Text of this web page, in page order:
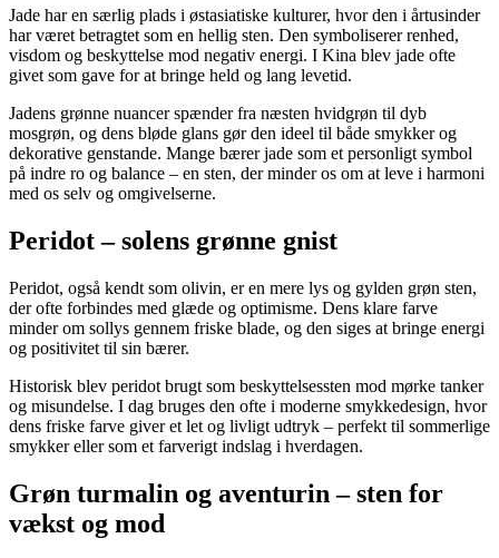
Jade har en særlig plads i østasiatiske kulturer, hvor den i årtusinder
har været betragtet som en hellig sten. Den symboliserer renhed,
visdom og beskyttelse mod negativ energi. I Kina blev jade ofte
givet som gave for at bringe held og lang levetid.
Jadens grønne nuancer spænder fra næsten hvidgrøn til dyb
mosgrøn, og dens bløde glans gør den ideel til både smykker og
dekorative genstande. Mange bærer jade som et personligt symbol
på indre ro og balance – en sten, der minder os om at leve i harmoni
med os selv og omgivelserne.
Peridot – solens grønne gnist
Peridot, også kendt som olivin, er en mere lys og gylden grøn sten,
der ofte forbindes med glæde og optimisme. Dens klare farve
minder om sollys gennem friske blade, og den siges at bringe energi
og positivitet til sin bærer.
Historisk blev peridot brugt som beskyttelsessten mod mørke tanker
og misundelse. I dag bruges den ofte i moderne smykkedesign, hvor
dens friske farve giver et let og livligt udtryk – perfekt til sommerlige
smykker eller som et farverigt indslag i hverdagen.
Grøn turmalin og aventurin – sten for
vækst og mod